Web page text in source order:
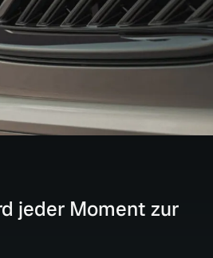
jeder Moment zur